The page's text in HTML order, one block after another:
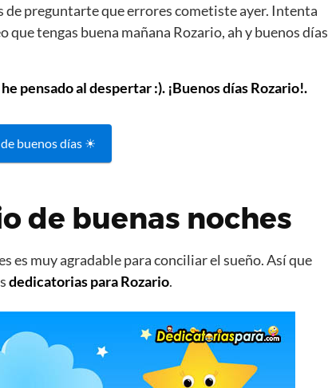
de preguntarte que errores cometiste ayer. Intenta
que tengas buena mañana Rozario, ah y buenos días
pensado al despertar :). ¡Buenos días Rozario!.
buenos días ☀
de buenas noches
es muy agradable para conciliar el sueño. Así que
dedicatorias para Rozario.